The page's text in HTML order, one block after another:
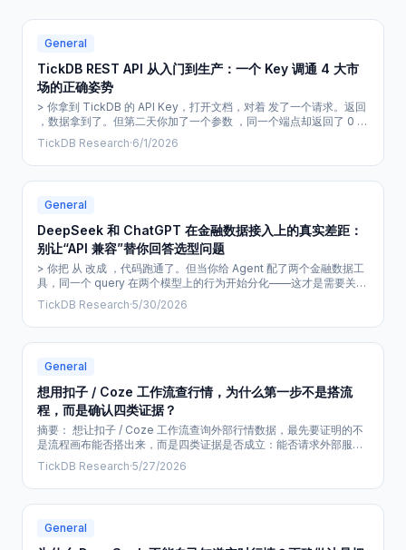
General
TickDB REST API 从入门到生产：一个 Key 调通 4 大市
场的正确姿势
> 你拿到 TickDB 的 API Key，打开文档，对着 发了一个请求。返回
，数据拿到了。但第二天你加了一个参数 ，同一个端点却返回了 0 条
结果——因为正确的值是 ，单数。文档没写错，只是你没注意到。这
种"文档不会提前告诉你"的细节，才是从入门到生产之间真正的路。
一、你在接入行情 REST API 时，真正卡住的地方 网上从来不缺"5 分
钟快速上手"的教程，但你照着跑通第一个请求之后，
TickDB Research·6/1/2026
General
DeepSeek 和 ChatGPT 在金融数据接入上的真实差距：
别让“API 兼容”替你回答选型问题
> 你把 从 改成 ，代码跑通了。但当你给 Agent 配了两个金融数据工
具，同一个 query 在两个模型上的行为开始分化——这才是需要关注
的地方。 一、当“全面兼容”遇上金融数据 DeepSeek API 全面兼容
OpenAI SDK。改一行 ，换个 参数，你的 Function Calling 代码就
能在两个模型上跑通。 但“跑通”和“跑对”之间，隔着一整套金融数据
接入场景下才会暴露
TickDB Research·5/30/2026
General
想用扣子 / Coze 工作流查行情，为什么第一步不是搭流
程，而是确认四类证据？
摘要： 想让扣子 / Coze 工作流查询外部行情数据，最先要证明的不
是流程画布能否搭出来，而是四类证据是否成立：能否请求外部服
务、能否安全传递密钥、能否解析可核对的返回、失败时能否停止生
成结论。本文仅写验证清单，不把尚未取得官方配置证据的能力写成
教程。 很多人想做的事情很自然：让一个工作流接入外部行情数据，
再让 AI 根据查询结果回答问题。 但这种题目也最容易被写成一种“看
TickDB Research·5/27/2026
General